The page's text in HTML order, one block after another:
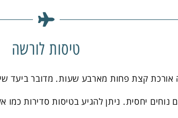
טיסות לורשה
אורכת קצת פחות מארבע שעות. מדובר ביעד